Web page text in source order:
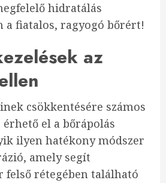
hidratálás
a fiatalos, ragyogó bőrért!
az
csökkentésére számos
érhető el a bőrápolás
ilyen hatékony módszer
amely segít
felső rétegében található